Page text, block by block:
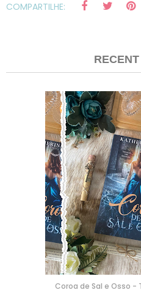
COMPARTILHE:
Coroa de Sal e Osso -